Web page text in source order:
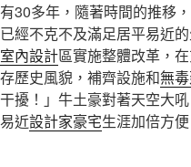
30多年，隨著時間的推移
經不克不及滿足居平易近
內設計區實施整體改革，
歷史風貌，補齊設施和無
擾！」牛土豪對著天空大
近設計家豪宅生涯加倍方